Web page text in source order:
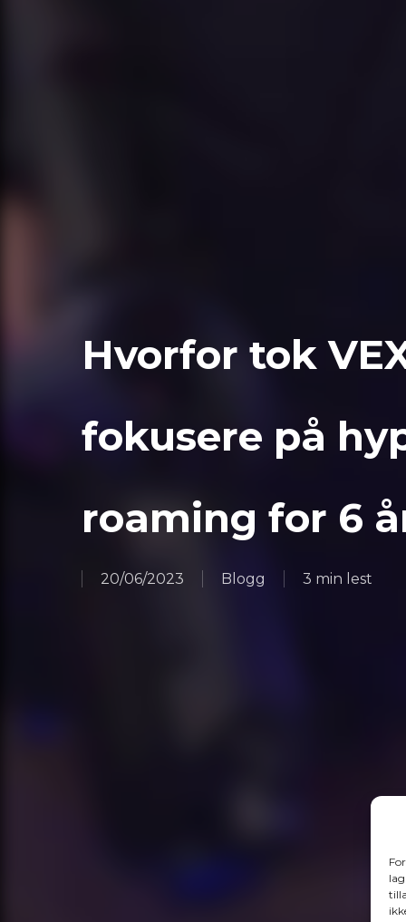
Hvorfor tok
fokusere på
roaming for 6
20/06/2023 Blogg 3 min lest